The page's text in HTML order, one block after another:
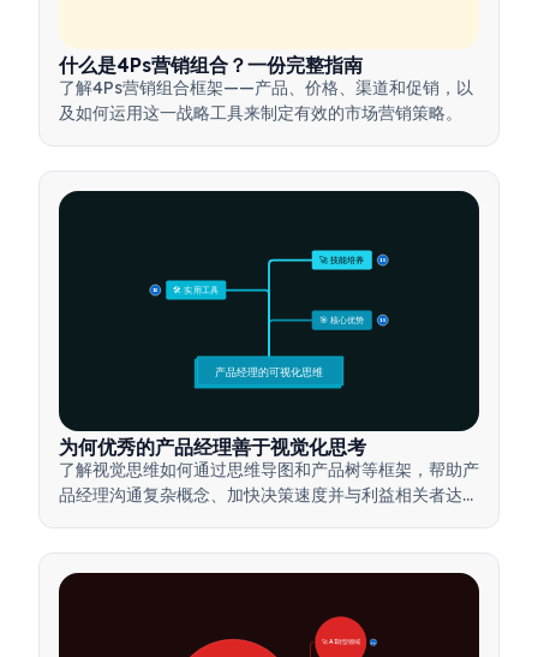
什么是4Ps营销组合？一份完整指南
了解4Ps营销组合框架——产品、价格、渠道和促销，以
及如何运用这一战略工具来制定有效的市场营销策略。
🎯 核心优势 15
🛠️ 实用工具
15
🚀 技能培养 15
产品经理的可视化思维
为何优秀的产品经理善于视觉化思考
了解视觉思维如何通过思维导图和产品树等框架，帮助产
品经理沟通复杂概念、加快决策速度并与利益相关者达成
🚀 AI转型领域 28